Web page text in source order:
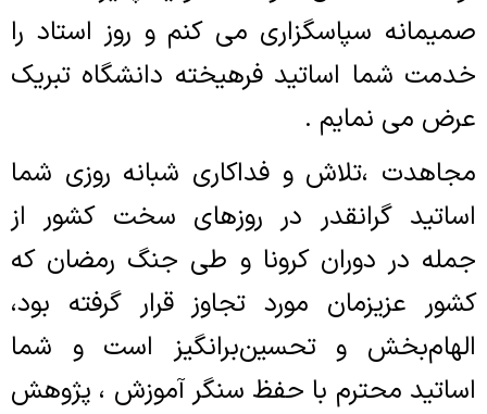
صمیمانه سپاسگزاری می کنم و روز استاد را
خدمت شما اساتید فرهیخته دانشگاه تبریک
عرض می نمایم .
مجاهدت ،تلاش و فداکاری شبانه روزی شما
اساتید گرانقدر در روزهای سخت کشور از
جمله در دوران کرونا و طی جنگ رمضان که
کشور عزیزمان مورد تجاوز قرار گرفته بود،
الهام‌بخش و تحسین‌برانگیز است و شما
اساتید محترم با حفظ سنگر آموزش ، پژوهش